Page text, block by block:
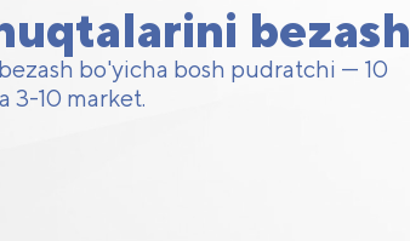
bezash
bo'yicha bosh pudratchi — 10
3-10 market.